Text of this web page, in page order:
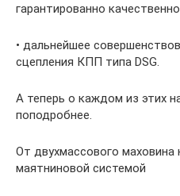
гарантированно
• дальнейшее
сцепления КПП типа DSG.
А теперь о каждом из этих
поподробнее.
От двухмассового маховина
маятниновой системой